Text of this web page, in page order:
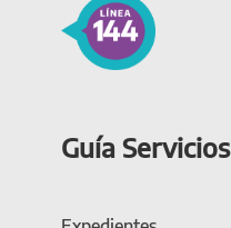
Guía Servicios